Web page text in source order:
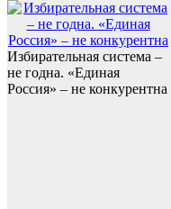
Избирательная система –
не годна. «Единая
Россия» – не конкурентна